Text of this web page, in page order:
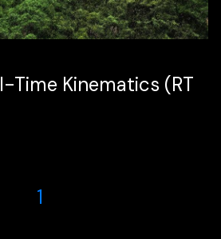
Time Kinematics (RT
1